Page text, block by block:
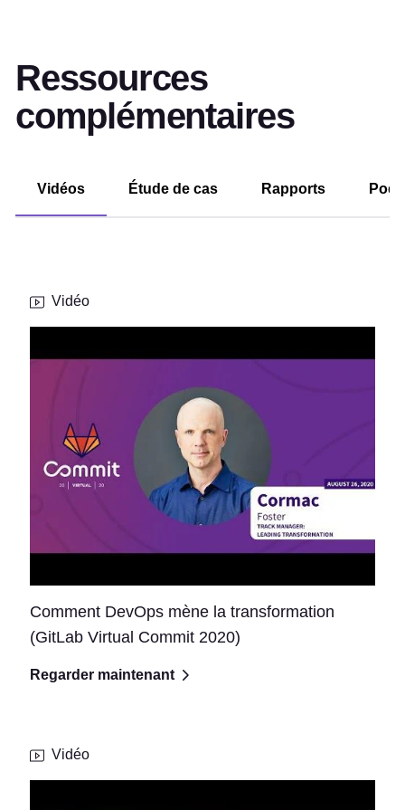
Ressources
complémentaires
Vidéos Étude de cas Rapports
Vidéo
Comment DevOps mène la transformation
(GitLab Virtual Commit 2020)
Regarder maintenant
Vidéo